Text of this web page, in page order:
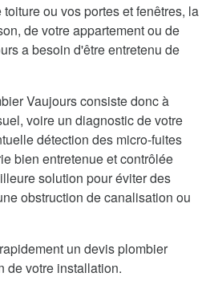
ou vos portes et fenêtres, la
de votre appartement ou de
a besoin d'être entretenu de
Vaujours consiste donc à
voire un diagnostic de votre
détection des micro-fuites
bien entretenue et contrôlée
solution pour éviter des
obstruction de canalisation ou
un devis plombier
de votre installation.